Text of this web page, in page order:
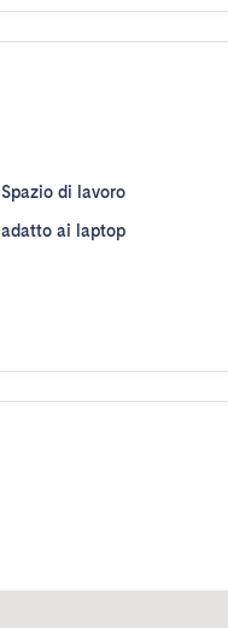
Spazio di lavoro
adatto ai laptop